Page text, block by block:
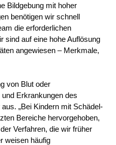
Bildgebung mit hoher
benötigen wir schnell
die erforderlichen
sind auf eine hohe Auflösung
angewiesen – Merkmale,
von Blut oder
Erkrankungen des
„Bei Kindern mit Schädel-
Bereiche hervorgehoben,
Verfahren, die wir früher
weisen häufig